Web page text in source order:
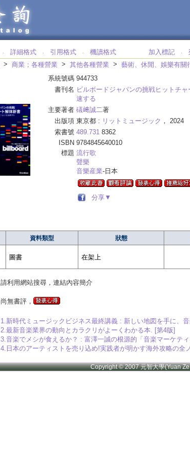
‧ 詳細格式 ‧ 引用格式 ‧ 機讀格式 加入標記 ‧
> 商業；各種營業 > 其他各種營業 > 藝術、休閒、娛樂有關
系統號碼 944733
書刊名 ビルボードジャパンの挑戦ヒットチ
速する
主要著者 礒﨑誠二著
出版項 東京都 : リットミュージック ， 2024
索書號 489.731 8362
ISBN 9784845640010
標題 流行歌
聲樂
音樂産業-日本
分享▼
資料類型 狀態
圖書 在架上
請利用網站搜尋，連結內容簡介
尚無書評，
1.新時代ミュージックビジネス最終講義 : 新しい地図を手に、
2.最新音楽業界の動向とカラクリがよーくわかる本. [第4版]
3.音楽でメシが食えるか？ : 富澤一誠の根源的「音楽マーケティ
4.日本のアーティストを売り込め!実践者が明かす海外攻略の全
Copyright © 2007 元智大學(Yuan